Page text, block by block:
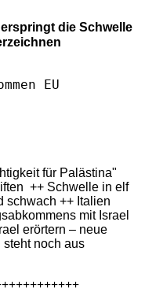
die Schwelle
für Palästina"
++ Schwelle in elf
schwach ++ Italien
mit Israel
erörtern – neue
noch aus